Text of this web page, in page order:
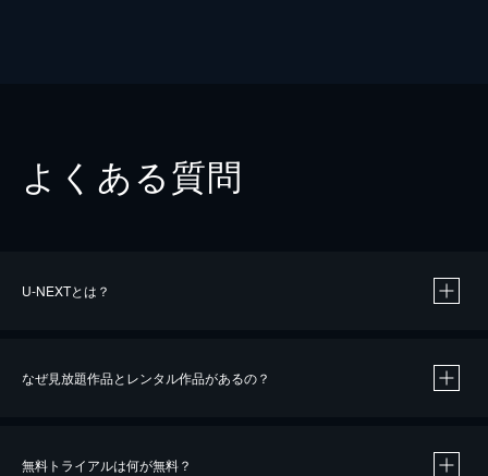
よくある質問
U-NEXTとは？
なぜ見放題作品とレンタル作品があるの？
無料トライアルは何が無料？